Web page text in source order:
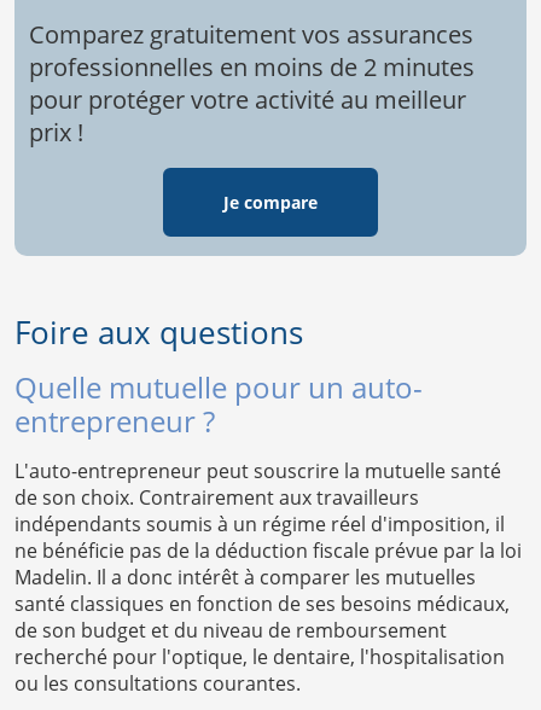
Comparez gratuitement vos assurances
professionnelles en moins de 2 minutes
pour protéger votre activité au meilleur
prix !
Je compare
Foire aux questions
Quelle mutuelle pour un auto-
entrepreneur ?
L'auto-entrepreneur peut souscrire la mutuelle santé
de son choix. Contrairement aux travailleurs
indépendants soumis à un régime réel d'imposition, il
ne bénéficie pas de la déduction fiscale prévue par la loi
Madelin. Il a donc intérêt à comparer les mutuelles
santé classiques en fonction de ses besoins médicaux,
de son budget et du niveau de remboursement
recherché pour l'optique, le dentaire, l'hospitalisation
ou les consultations courantes.